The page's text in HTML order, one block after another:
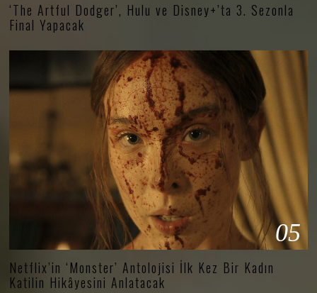
‘The Artful Dodger’, Hulu ve Disney+’ta 3. Sezonla
Final Yapacak
05
Netflix’in ‘Monster’ Antolojisi İlk Kez Bir Kadın
Katilin Hikâyesini Anlatacak